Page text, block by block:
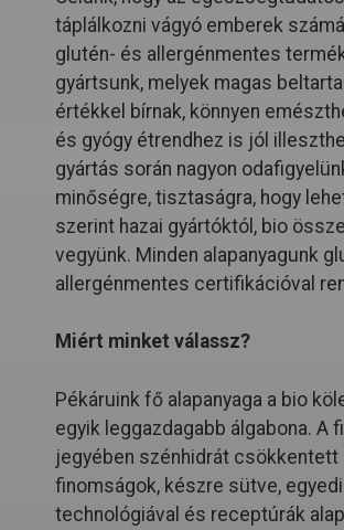
táplálkozni vágyó emberek
glutén- és allergénmentes
gyártsunk, melyek magas
értékkel bírnak, könnyen
és gyógy étrendhez is jól
gyártás során nagyon
minőségre, tisztaságra, hogy
szerint hazai gyártóktól, bio
vegyünk. Minden alapanyagunk
allergénmentes certifikációval
Miért minket válassz?
Pékáruink fő alapanyaga a bio
egyik leggazdagabb álgabona. A
jegyében szénhidrát csökkentett
finomságok, készre sütve, egyedi
technológiával és receptúrák